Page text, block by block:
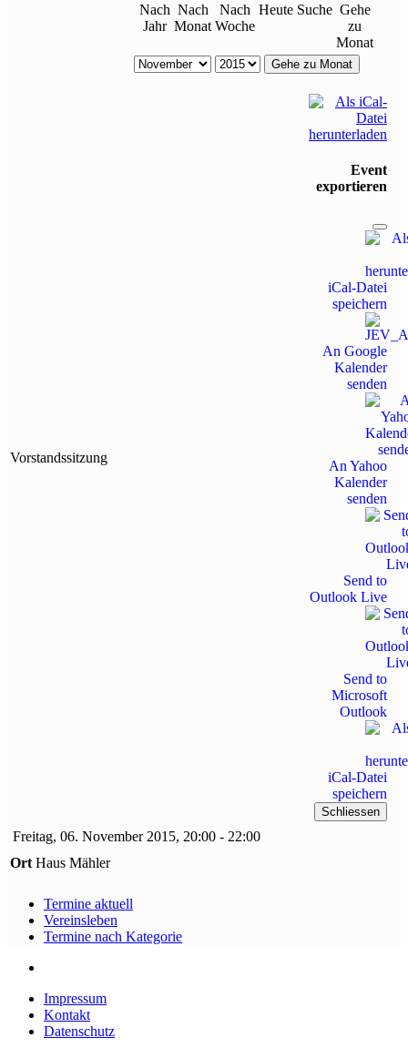
Nach
Jahr
Nach
Monat
Nach
Woche
Heute Suche Gehe
zu
Monat
Gehe zu Monat
Vorstandssitzung
Event
exportieren
iCal-Datei
speichern
An Google
Kalender
senden
An Yahoo
Kalender
senden
Send to
Outlook Live
Send to
Microsoft
Outlook
iCal-Datei
speichern
Schliessen
Freitag, 06. November 2015, 20:00 - 22:00
Ort Haus Mähler
Termine aktuell
Vereinsleben
Termine nach Kategorie
Impressum
Kontakt
Datenschutz